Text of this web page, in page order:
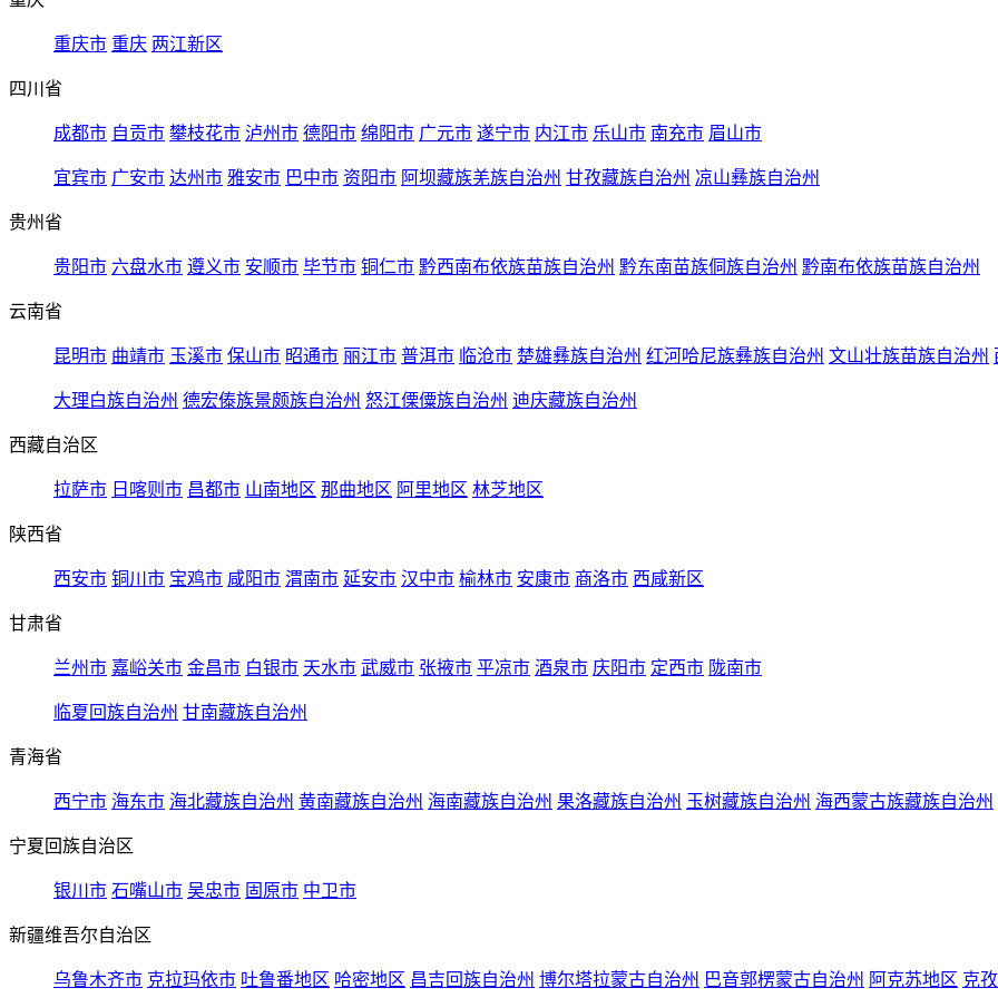
重庆市 重庆 两江新区
四川省
成都市 自贡市 攀枝花市 泸州市 德阳市 绵阳市 广元市 遂宁市 内江市 乐山市 南充市 眉山市
宜宾市 广安市 达州市 雅安市 巴中市 资阳市 阿坝藏族羌族自治州 甘孜藏族自治州 凉山彝族自治州
贵州省
贵阳市 六盘水市 遵义市 安顺市 毕节市 铜仁市 黔西南布依族苗族自治州 黔东南苗族侗族自治州 黔南布依族苗族自治州
云南省
昆明市 曲靖市 玉溪市 保山市 昭通市 丽江市 普洱市 临沧市 楚雄彝族自治州 红河哈尼族彝族自治州 文山壮族苗族自治州
大理白族自治州 德宏傣族景颇族自治州 怒江傈僳族自治州 迪庆藏族自治州
西藏自治区
拉萨市 日喀则市 昌都市 山南地区 那曲地区 阿里地区 林芝地区
陕西省
西安市 铜川市 宝鸡市 咸阳市 渭南市 延安市 汉中市 榆林市 安康市 商洛市 西咸新区
甘肃省
兰州市 嘉峪关市 金昌市 白银市 天水市 武威市 张掖市 平凉市 酒泉市 庆阳市 定西市 陇南市
临夏回族自治州 甘南藏族自治州
青海省
西宁市 海东市 海北藏族自治州 黄南藏族自治州 海南藏族自治州 果洛藏族自治州 玉树藏族自治州 海西蒙古族藏族自治州
宁夏回族自治区
银川市 石嘴山市 吴忠市 固原市 中卫市
新疆维吾尔自治区
乌鲁木齐市 克拉玛依市 吐鲁番地区 哈密地区 昌吉回族自治州 博尔塔拉蒙古自治州 巴音郭楞蒙古自治州 阿克苏地区 克